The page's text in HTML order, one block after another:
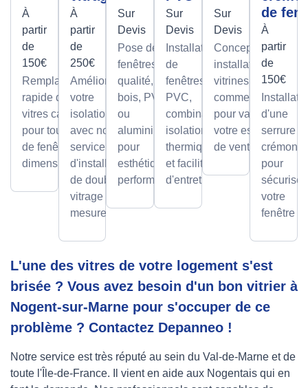
À
partir
de
150€
Remplacement
rapide de
vitres cassées,
pour tous types
de fenêtres et
dimensions.
À
partir
de
250€
Améliorez
votre
isolation
avec notre
service
d'installation
de double
vitrage sur
mesure.
Sur
Devis
Pose de
fenêtres de
qualité, en
bois, PVC
ou
aluminium,
pour
esthétique et
performance.
Sur
Devis
Installation
de
fenêtres
PVC,
combinant
isolation
thermique
et facilité
d'entretien.
Sur
Devis
Conception et
installation de
vitrines
commerciales
pour valoriser
votre espace
de vente.
de
À
partir
de
150€
d'une
serrure à
crémone
pour
sécuriser
votre
fenêtre
L'une des vitres de votre logement s'est
brisée ? Vous avez besoin d'un bon vitrier à
Nogent-sur-Marne pour s'occuper de ce
problème ? Contactez Depanneo !
Notre service est très réputé au sein du Val-de-Marne et de
toute l'Île-de-France. Il vient en aide aux Nogentais qui en